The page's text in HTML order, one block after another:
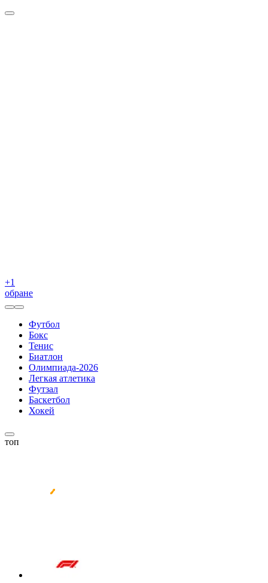
+1
обране
Футбол
Бокс
Тенис
Биатлон
Олимпиада-2026
Легкая атлетика
Футзал
Баскетбол
Хокей
топ